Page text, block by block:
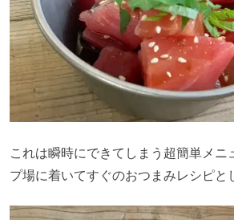
これは瞬時にできてしまう超簡単メニ
プ場に着いてすぐのおつまみレシピと